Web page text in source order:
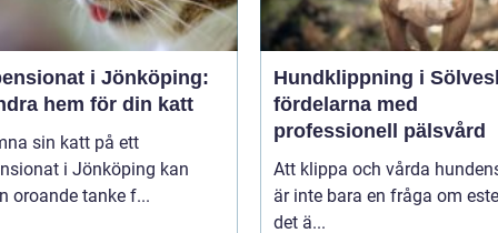
i Jönköping:
hem för din katt
sin katt på ett
i Jönköping kan
oroande tanke f...
Hundklippning i
fördelarna med
professionell pälsvård
Att klippa och vårda
är inte bara en fråga om
det ä...